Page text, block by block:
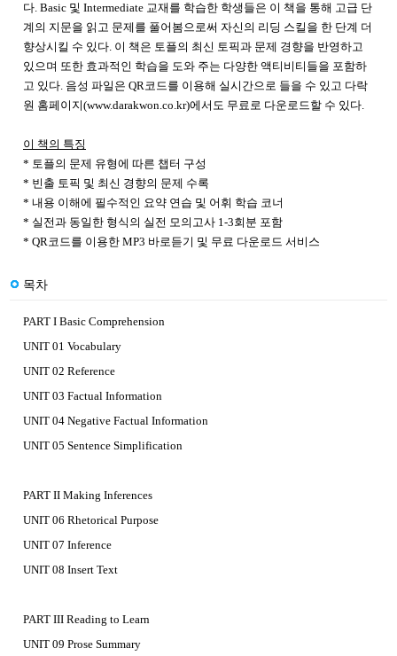
다. Basic 및 Intermediate 교재를 학습한 학생들은 이 책을 통해 고급 단
계의 지문을 읽고 문제를 풀어봄으로써 자신의 리딩 스킬을 한 단계 더
향상시킬 수 있다. 이 책은 토플의 최신 토픽과 문제 경향을 반영하고
있으며 또한 효과적인 학습을 도와 주는 다양한 액티비티들을 포함하
고 있다. 음성 파일은 QR코드를 이용해 실시간으로 들을 수 있고 다락
원 홈페이지(www.darakwon.co.kr)에서도 무료로 다운로드할 수 있다.
이 책의 특징
* 토플의 문제 유형에 따른 챕터 구성
* 빈출 토픽 및 최신 경향의 문제 수록
* 내용 이해에 필수적인 요약 연습 및 어휘 학습 코너
* 실전과 동일한 형식의 실전 모의고사 1-3회분 포함
* QR코드를 이용한 MP3 바로듣기 및 무료 다운로드 서비스
목차
PART I Basic Comprehension
UNIT 01 Vocabulary
UNIT 02 Reference
UNIT 03 Factual Information
UNIT 04 Negative Factual Information
UNIT 05 Sentence Simplification
PART II Making Inferences
UNIT 06 Rhetorical Purpose
UNIT 07 Inference
UNIT 08 Insert Text
PART III Reading to Learn
UNIT 09 Prose Summary